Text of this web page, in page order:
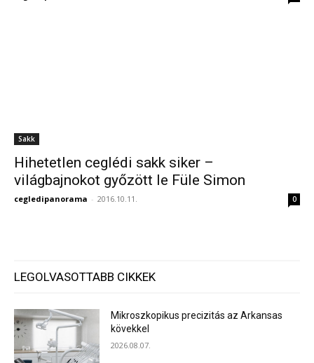
Sakk
Hihetetlen ceglédi sakk siker –
világbajnokot győzött le Füle Simon
cegledipanorama - 2016.10.11. 0
LEGOLVASOTTABB CIKKEK
Mikroszkopikus precizitás az Arkansas
kövekkel
2026.08.07.